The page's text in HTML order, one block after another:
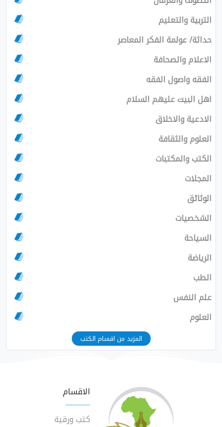
التربية والتعليم
حداثة/ عولمة الفكر المعاصر
الاعلام والصحافة
الفقه واصول الفقه
اهل البيت عليهم السلام
الادعية والاخلاق
العلوم والثقافة
الكتب والمكتبات
المجلات
الوثائق
الشخصيات
السياحة
الرياضة
الطب
علم النفس
العلوم
المزيد من اقسام الكتب
الاقسام
كتب ورقية